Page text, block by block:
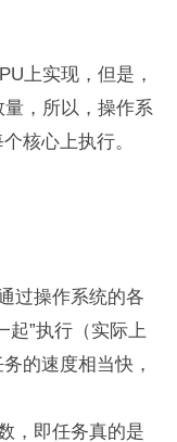
上实现，但是，
，所以，操作系
核心上执行。
过操作系统的各
起”执行（实际上
的速度相当快，
，即任务真的是